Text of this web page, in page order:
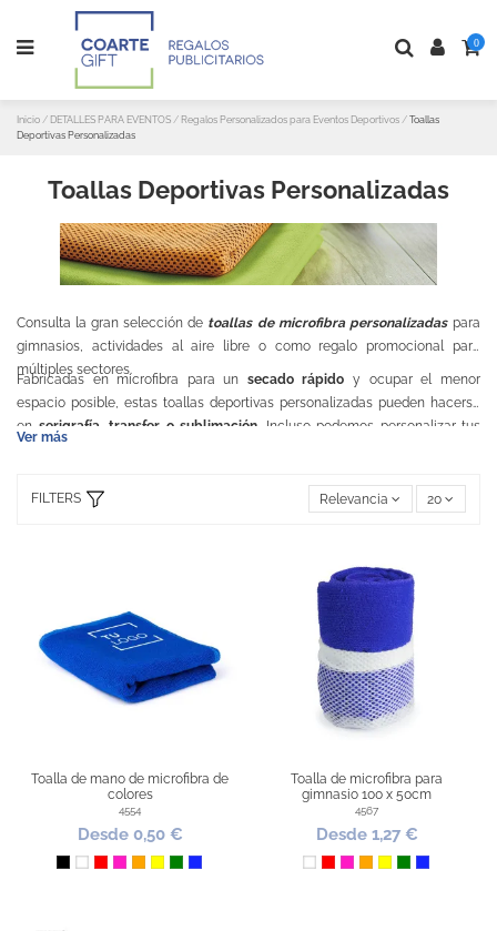
0
Inicio DETALLES PARA EVENTOS Regalos Personalizados para Eventos Deportivos
Toallas
Deportivas Personalizadas
Toallas Deportivas Personalizadas
Consulta la gran selección de toallas de microfibra personalizadaspara
gimnasios, actividades al aire libre o como regalo promocional para
múltiples sectores.
Fabricadas en microfibra para un secado rápido y ocupar el menor
espacio posible, estas toallas deportivas personalizadas pueden hacerse
en serigrafía, transfer o sublimación . Incluso podemos personalizar tus
Ver más
FILTERS Relevancia 20
Toalla de mano de microfibra de
colores
4554
Desde 0,50 €
NegroBlanco
RojoFucsiaNaranja
Amarillo
VerdeAzul Royal
Toalla de microfibra para
gimnasio 100 x 50cm
4567
Desde 1,27 €
Blanco
RojoFucsiaNaranja
Amarillo
VerdeAzul Royal